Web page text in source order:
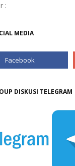
:
MEDIA
DISKUSI TELEGRAM